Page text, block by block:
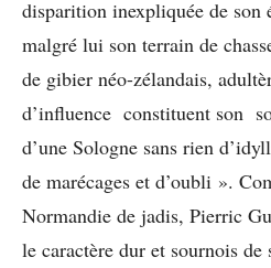
disparition inexpliquée de son
malgré lui son terrain de
de gibier néo-zélandais,
d’influence constituent son
d’une Sologne sans rien
de marécages et d’oubli ».
Normandie de jadis, Pierric
le caractère dur et sournois de